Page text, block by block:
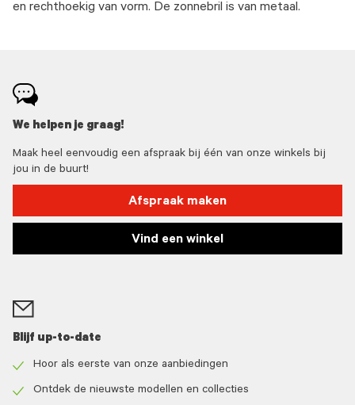
en rechthoekig van vorm. De zonnebril is van metaal.
We helpen je graag!
Maak heel eenvoudig een afspraak bij één van onze winkels bij
jou in de buurt!
Afspraak maken
Vind een winkel
Blijf up-to-date
icon
Hoor als eerste van onze aanbiedingen
Ontdek de nieuwste modellen en collecties